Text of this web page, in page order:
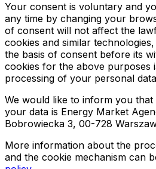
Your consent is voluntary and
any time by changing your
of consent will not affect the
cookies and similar
the basis of consent before its
cookies for the above purposes
processing of your personal
We would like to inform you
your data is Energy Market
Bobrowiecka 3, 00-728
More information about the
and the cookie mechanism can